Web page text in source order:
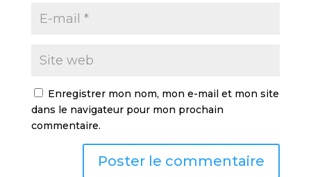
Enregistrer mon nom, mon e-mail et mon site
dans le navigateur pour mon prochain
commentaire.